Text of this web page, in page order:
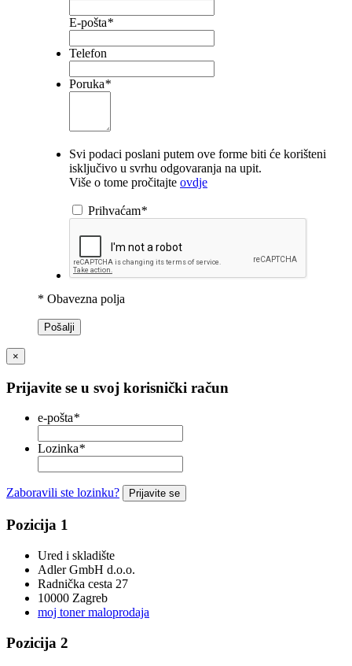
E-pošta*
Telefon
Poruka*
Svi podaci poslani putem ove forme biti će korišteni
isključivo u svrhu odgovaranja na upit.
Više o tome pročitajte ovdje
Prihvaćam*
* Obavezna polja
Pošalji
×
Prijavite se u svoj korisnički račun
e-pošta*
Lozinka*
Zaboravili ste lozinku? Prijavite se
Pozicija 1
Ured i skladište
Adler GmbH d.o.o.
Radnička cesta 27
10000 Zagreb
moj toner maloprodaja
Pozicija 2